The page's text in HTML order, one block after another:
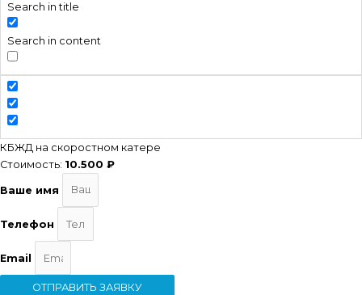
Search in title
Search in content
КБЖД на скоростном катере
Стоимость: 10.500 ₽
Ваше имя
Телефон
Email
ОТПРАВИТЬ ЗАЯВКУ